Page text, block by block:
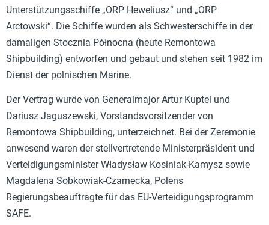
Unterstützungsschiffe „ORP Heweliusz“ und „ORP
Arctowski“. Die Schiffe wurden als Schwesterschiffe in der
damaligen Stocznia Północna (heute Remontowa
Shipbuilding) entworfen und gebaut und stehen seit 1982 im
Dienst der polnischen Marine.
Der Vertrag wurde von Generalmajor Artur Kuptel und
Dariusz Jaguszewski, Vorstandsvorsitzender von
Remontowa Shipbuilding, unterzeichnet. Bei der Zeremonie
anwesend waren der stellvertretende Ministerpräsident und
Verteidigungsminister Władysław Kosiniak-Kamysz sowie
Magdalena Sobkowiak-Czarnecka, Polens
Regierungsbeauftragte für das EU-Verteidigungsprogramm
SAFE.